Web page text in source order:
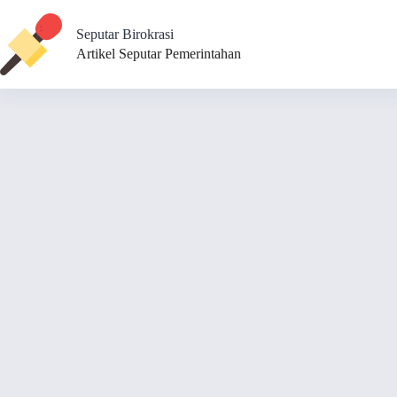
content
Seputar Birokrasi
Artikel Seputar Pemerintahan